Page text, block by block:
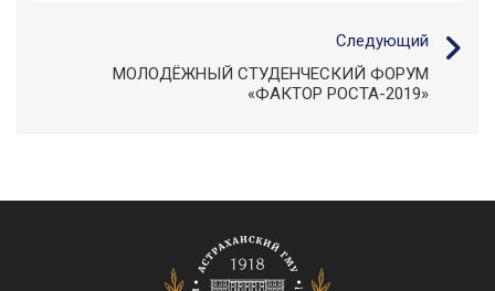
Следующий
МОЛОДЁЖНЫЙ СТУДЕНЧЕСКИЙ ФОРУМ
«ФАКТОР РОСТА-2019»